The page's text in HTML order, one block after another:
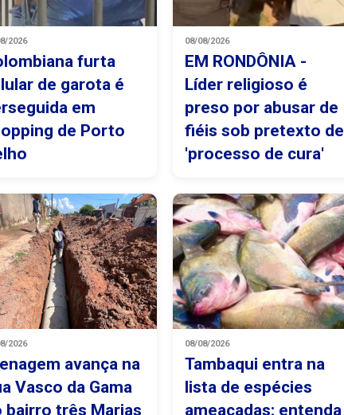
2026
furta
de garota é
em
de Porto
08/08/2026
EM RONDÔNIA -
Líder religioso é
preso por abusar de
fiéis sob pretexto de
'processo de cura'
2026
avança na
Vasco da Gama
bairro três Marias
08/08/2026
Tambaqui entra na
lista de espécies
ameaçadas; entenda